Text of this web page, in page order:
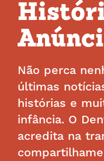
Não perca
últimas
histórias e
infância. O
acredita na